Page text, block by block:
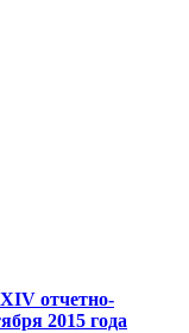
отчетно-
2015 года